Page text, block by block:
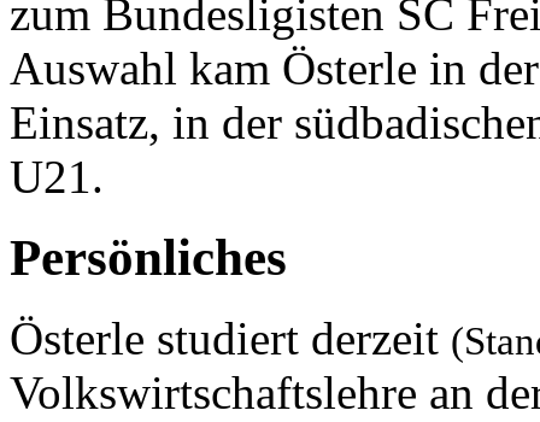
zum Bundesligisten SC
Auswahl kam Österle in
Einsatz, in der
U21.
Persönliches
Österle studiert derzeit
Volkswirtschaftslehre an